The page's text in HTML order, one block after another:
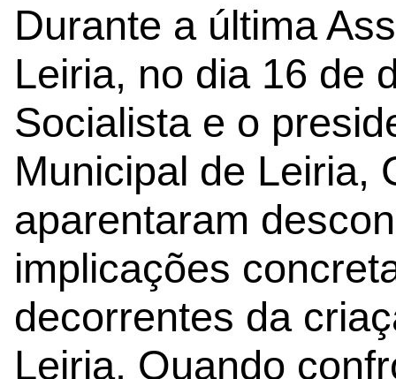
Durante a última
Leiria, no dia 16 de
Socialista e o
Municipal de Leiria,
aparentaram
implicações
decorrentes da
Leiria. Quando